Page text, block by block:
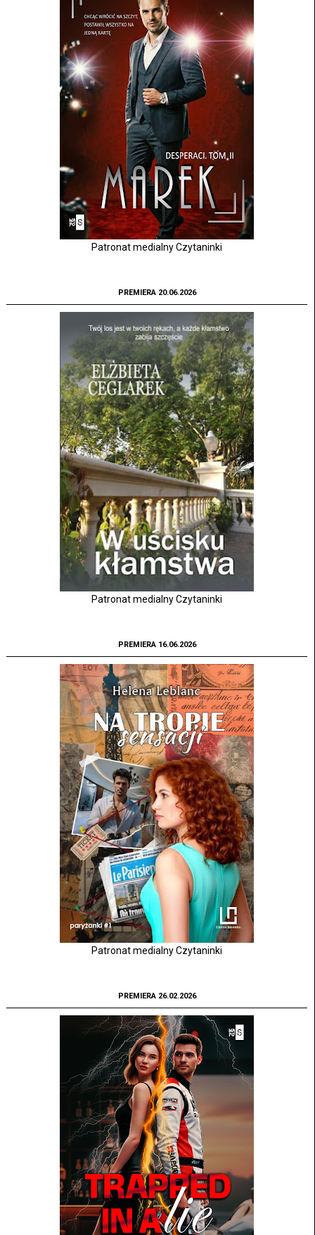
Patronat medialny Czytaninki
PREMIERA 20.06.2026
Patronat medialny Czytaninki
PREMIERA 16.06.2026
Patronat medialny Czytaninki
PREMIERA 26.02.2026